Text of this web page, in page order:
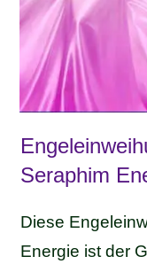
Seraphim
Diese
Energie ist der